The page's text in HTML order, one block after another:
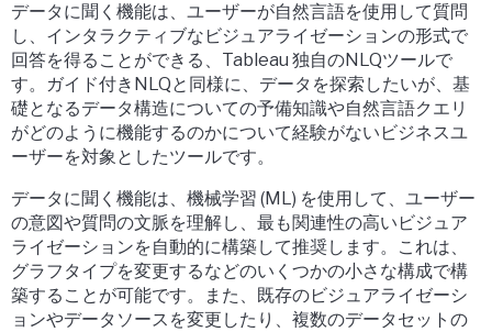
データに聞く機能は、ユーザーが自然言語を使用して質問
し、インタラクティブなビジュアライゼーションの形式で
回答を得ることができる、Tableau 独自のNLQツールで
す。ガイド付きNLQと同様に、データを探索したいが、基
礎となるデータ構造についての予備知識や自然言語クエリ
がどのように機能するのかについて経験がないビジネスユ
ーザーを対象としたツールです。
データに聞く機能は、機械学習 (ML) を使用して、ユーザー
の意図や質問の文脈を理解し、最も関連性の高いビジュア
ライゼーションを自動的に構築して推奨します。これは、
グラフタイプを変更するなどのいくつかの小さな構成で構
築することが可能です。また、既存のビジュアライゼーシ
ョンやデータソースを変更したり、複数のデータセットの